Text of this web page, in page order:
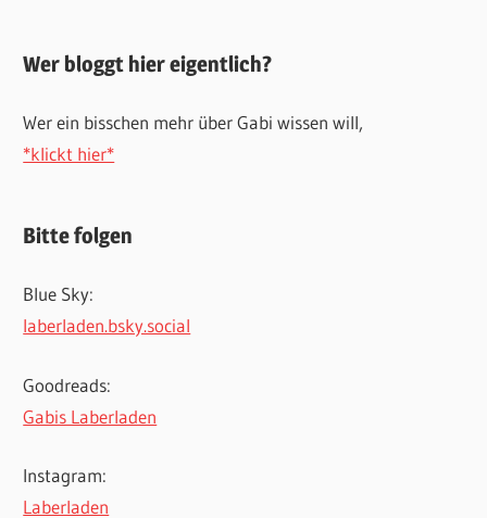
Wer bloggt hier eigentlich?
Wer ein bisschen mehr über Gabi wissen will,
*klickt hier*
Bitte folgen
Blue Sky:
laberladen.bsky.social
Goodreads:
Gabis Laberladen
Instagram:
Laberladen